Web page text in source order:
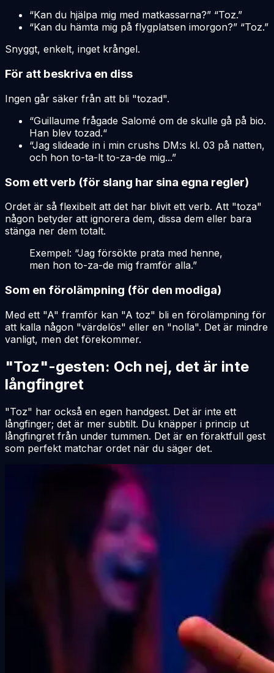
“Kan du hjälpa mig med matkassarna?” “Toz.”
“Kan du hämta mig på flygplatsen imorgon?” “Toz.”
Snyggt, enkelt, inget krångel.
För att beskriva en diss
Ingen går säker från att bli "tozad".
“Guillaume frågade Salomé om de skulle gå på bio.
Han blev tozad.“
“Jag slideade in i min crushs DM:s kl. 03 på natten,
och hon to-ta-lt to-za-de mig...”
Som ett verb (för slang har sina egna regler)
Ordet är så flexibelt att det har blivit ett verb. Att "toza"
någon betyder att ignorera dem, dissa dem eller bara
stänga ner dem totalt.
Exempel: “Jag försökte prata med henne,
men hon to-za-de mig framför alla.”
Som en förolämpning (för den modiga)
Med ett "A" framför kan "A toz" bli en förolämpning för
att kalla någon "värdelös" eller en "nolla". Det är mindre
vanligt, men det förekommer.
"Toz"-gesten: Och nej, det är inte
långfingret
"Toz" har också en egen handgest. Det är inte ett
långfinger; det är mer subtilt. Du knäpper i princip ut
långfingret från under tummen. Det är en föraktfull gest
som perfekt matchar ordet när du säger det.